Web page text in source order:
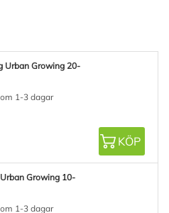
Urban Growing 20-
1-3 dagar
KÖP
Growing 10-
1-3 dagar